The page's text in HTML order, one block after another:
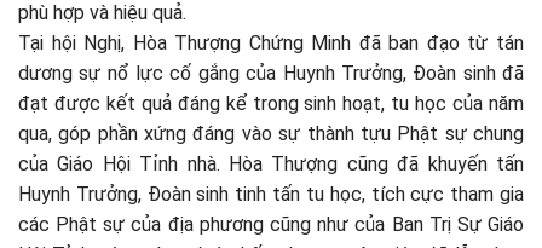
phù hợp và hiệu quả.
Tại hội Nghị, Hòa Thượng Chứng Minh đã ban đạo từ tán
dương sự nổ lực cố gắng của Huynh Trưởng, Đoàn sinh đã
đạt được kết quả đáng kể trong sinh hoạt, tu học của năm
qua, góp phần xứng đáng vào sự thành tựu Phật sự chung
của Giáo Hội Tỉnh nhà. Hòa Thượng cũng đã khuyến tấn
Huynh Trưởng, Đoàn sinh tinh tấn tu học, tích cực tham gia
các Phật sự của địa phương cũng như của Ban Trị Sự Giáo